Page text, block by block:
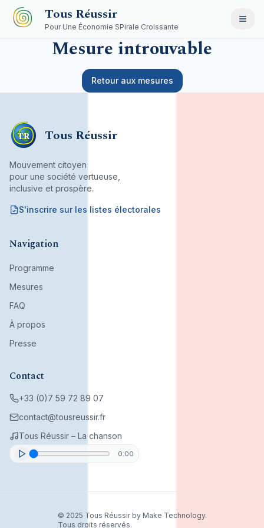
Aller au contenu principal
Tous Réussir
Pour Une Économie SPirale Croissante
Mesure introuvable
Retour aux mesures
TR Tous Réussir
Mouvement citoyen
pour une société vertueuse,
inclusive et prospère.
S'inscrire sur les listes électorales
Navigation
Programme
Mesures
FAQ
À propos
Presse
Contact
+33 (0)7 59 72 89 07
contact@tousreussir.fr
Tous Réussir – La chanson
0:00
© 2025 Tous Réussir by Make Technology.
Tous droits réservés.